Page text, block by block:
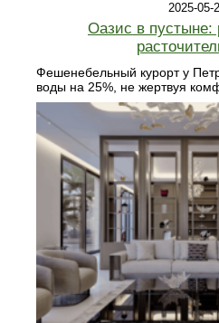
2025-05-
Оазис в пустыне:
Фешенебельный курорт у
воды на 25%, не жертвуя